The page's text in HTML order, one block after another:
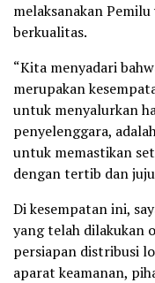
melaksanakan
berkualitas.
“Kita menyadari
merupakan
untuk menyalurkan
penyelenggara,
untuk memastikan
dengan tertib dan
Di kesempatan ini,
yang telah dilakukan
persiapan distribusi
aparat keamanan,